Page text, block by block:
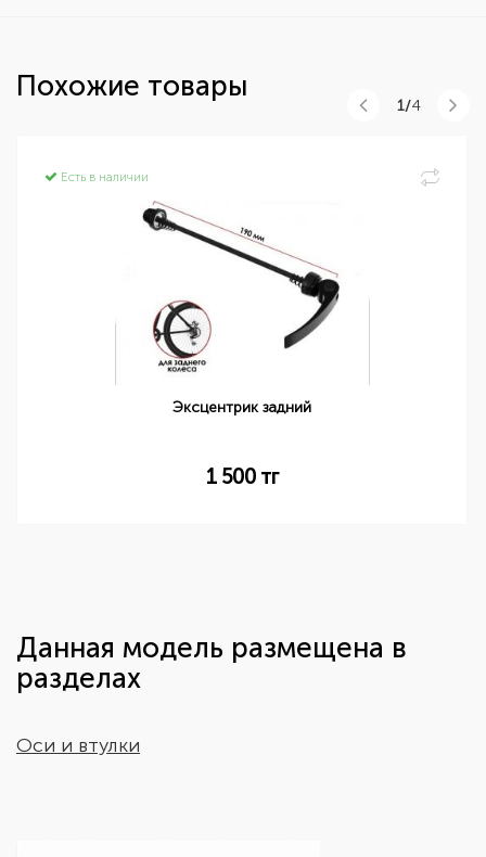
Похожие товары
Есть в наличии
Эксцентрик задний
1 500тг
1/4
Данная модель размещена в
разделах
Оси и втулки